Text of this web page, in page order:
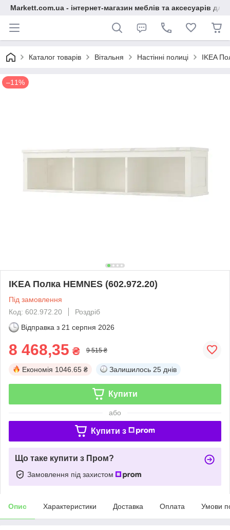
Markett.com.ua - інтернет-магазин меблів та аксесуарів для
Каталог товарів Вітальня Настінні полиці IKEA
–11%
IKEA Полка HEMNES (602.972.20)
Під замовлення
Код: 602.972.20
Роздріб
Відправка з 21 серпня 2026
8 468,35 ₴ 9 515 ₴
Економія 1046.65 ₴ Залишилось 25 днів
Купити
або
Купити з
Що таке купити з Пром?
Замовлення під захистом
Опис Характеристики Доставка Оплата Умови